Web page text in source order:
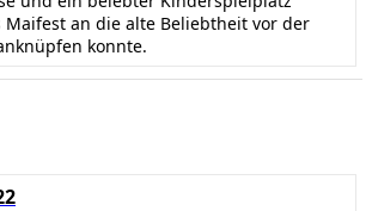
Maifest an die alte Beliebtheit vor der
konnte.